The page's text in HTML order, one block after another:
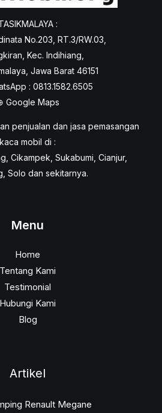
:
No.203, RT.3/RW.03,
Kec. Indihiang,
Jawa Barat 46151
: 0813.1582.6505
Google Maps
penjualan dan jasa pemasangan
kaca mobil di :
Cikampek, Sukabumi, Cianjur,
Solo dan sekitarnya.
Menu
Home
Tentang Kami
Testimonial
Hubungi Kami
Blog
Artikel
Renault Megane